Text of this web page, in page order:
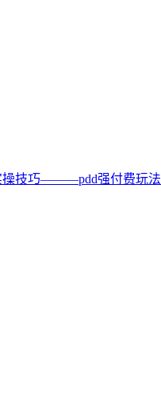
操技巧———pdd强付费玩法